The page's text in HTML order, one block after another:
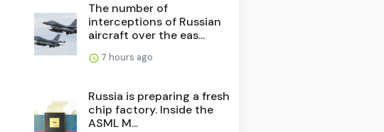
The number of
interceptions of Russian
aircraft over the eas...
7 hours ago
Russia is preparing a fresh
chip factory. Inside the
ASML M...